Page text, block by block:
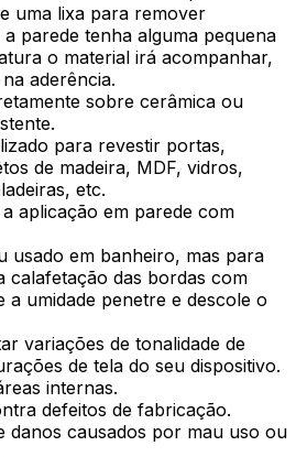
uma lixa para remover
parede tenha alguma pequena
o material irá acompanhar,
aderência.
sobre cerâmica ou
para revestir portas,
de madeira, MDF, vidros,
etc.
aplicação em parede com
usado em banheiro, mas para
calafetação das bordas com
a umidade penetre e descole o
variações de tonalidade de
de tela do seu dispositivo.
internas.
defeitos de fabricação.
danos causados por mau uso ou